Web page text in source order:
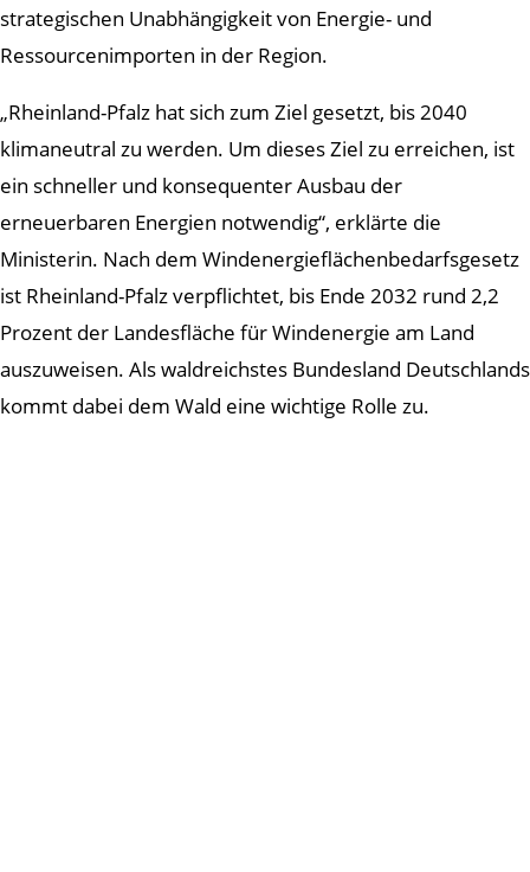
strategischen Unabhängigkeit von Energie- und
Ressourcenimporten in der Region.
„Rheinland-Pfalz hat sich zum Ziel gesetzt, bis 2040
klimaneutral zu werden. Um dieses Ziel zu erreichen, ist
ein schneller und konsequenter Ausbau der
erneuerbaren Energien notwendig“, erklärte die
Ministerin. Nach dem Windenergieflächenbedarfsgesetz
ist Rheinland-Pfalz verpflichtet, bis Ende 2032 rund 2,2
Prozent der Landesfläche für Windenergie am Land
auszuweisen. Als waldreichstes Bundesland Deutschlands
kommt dabei dem Wald eine wichtige Rolle zu.